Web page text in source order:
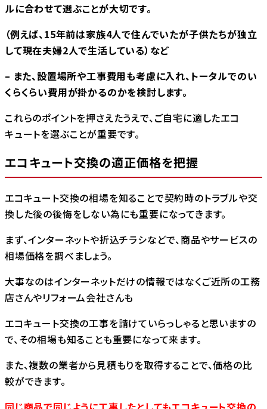
ルに合わせて選ぶことが大切です。
（例えば、15年前は家族4人で住んでいたが子供たちが独立
して現在夫婦2人で生活している）など
– また、設置場所や工事費用も考慮に入れ、トータルでのい
くらくらい費用が掛かるのかを検討します。
これらのポイントを押さえたうえで、ご自宅に適したエコ
キュートを選ぶことが重要です。
エコキュート交換の適正価格を把握
エコキュート交換の相場を知ることで契約時のトラブルや交
換した後の後悔をしない為にも重要になってきます。
まず、インターネットや折込チラシなどで、商品やサービスの
相場価格を調べましょう。
大事なのはインターネットだけの情報ではなくご近所の工務
店さんやリフォーム会社さんも
エコキュート交換の工事を請けていらっしゃると思いますの
で、その相場も知ることも重要になって来ます。
また、複数の業者から見積もりを取得することで、価格の比
較ができます。